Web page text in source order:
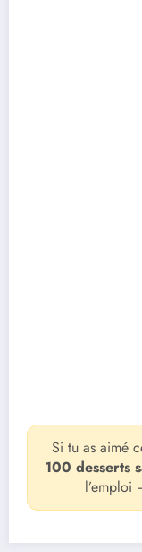
Si tu as aimé
100 desserts
l’emploi